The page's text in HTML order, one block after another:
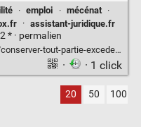
· emploi · mécénat
·
· assistant-juridique.fr
* · permalien
partie-excedent-depense-30944.htm
· · 1 click
20 50 100